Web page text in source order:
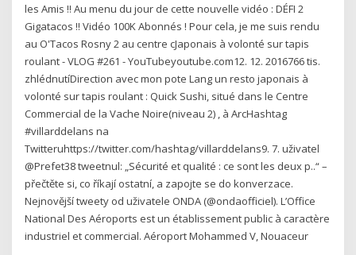
les Amis !! Au menu du jour de cette nouvelle vidéo : DÉFI 2
Gigatacos !! Vidéo 100K Abonnés ! Pour cela, je me suis rendu
au O'Tacos Rosny 2 au centre cJaponais à volonté sur tapis
roulant - VLOG #261 - YouTubeyoutube.com12. 12. 2016766 tis.
zhlédnutíDirection avec mon pote Lang un resto japonais à
volonté sur tapis roulant : Quick Sushi, situé dans le Centre
Commercial de la Vache Noire(niveau 2) , à ArcHashtag
#villarddelans na
Twitteruhttps://twitter.com/hashtag/villarddelans9. 7. uživatel
@Prefet38 tweetnul: „Sécurité et qualité : ce sont les deux p..“ –
přečtěte si, co říkají ostatní, a zapojte se do konverzace.
Nejnovější tweety od uživatele ONDA (@ondaofficiel). L’Office
National Des Aéroports est un établissement public à caractère
industriel et commercial. Aéroport Mohammed V, Nouaceur